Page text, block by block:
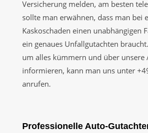
Versicherung melden, am besten
sollte man erwähnen, dass man bei
Kaskoschaden einen unabhängigen
ein genaues Unfallgutachten
um alles kümmern und über unsere
informieren, kann man uns unter
anrufen.
Professionelle Auto-